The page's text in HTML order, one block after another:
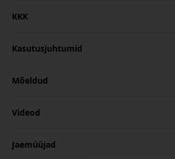
KKK
Kasutusjuhtumid
Mõeldud
Videod
Jaemüüjad